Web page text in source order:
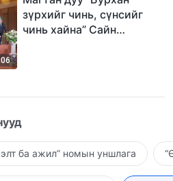
зүрхийг чинь, сүнсийг
чинь хайна” Сайн
ба ажил” номын уншлага